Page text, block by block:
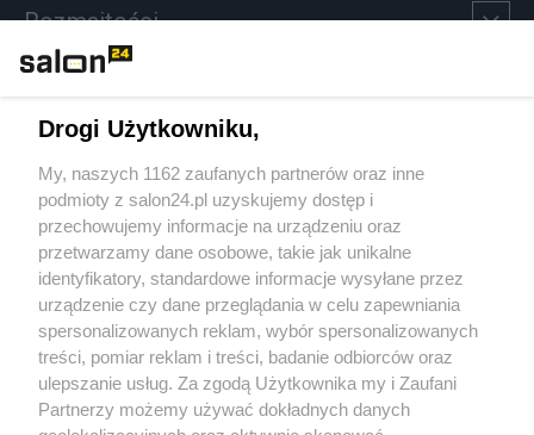
Rozmaitości
Sport
Społeczeństwo
Kultura
X Facebook Instagram Youtube
Drogi Użytkowniku,
My, naszych 1162 zaufanych partnerów oraz inne
podmioty z salon24.pl uzyskujemy dostęp i
przechowujemy informacje na urządzeniu oraz
przetwarzamy dane osobowe, takie jak unikalne
identyfikatory, standardowe informacje wysyłane przez
urządzenie czy dane przeglądania w celu zapewniania
spersonalizowanych reklam, wybór spersonalizowanych
treści, pomiar reklam i treści, badanie odbiorców oraz
ulepszanie usług. Za zgodą Użytkownika my i Zaufani
Partnerzy możemy używać dokładnych danych